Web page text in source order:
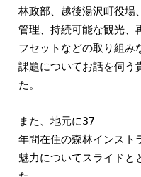
林政部、越後湯沢町役場
管理、持続可能な観光、
フセットなどの取り組み
課題についてお話を伺う
た。
また、地元に37
年間在住の森林インスト
魅力についてスライドと